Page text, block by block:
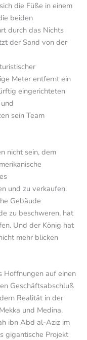
die Füße in einem
beiden
durch das Nichts
der Sand von der
Meter entfernt ein
eingerichteten
sein Team
nicht sein, dem
und zu verkaufen.
Gebäude
zu beschweren, hat
Und der König hat
mehr blicken
Hoffnungen auf einen
Geschäftsabschluß
Realität in der
und Medina.
ibn Abd al-Aziz im
gigantische Projekt